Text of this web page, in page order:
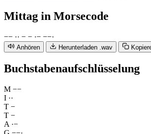
Mittag in Morsecode
−− ·· − − ·− −−·
Anhören Herunterladen .wav
Buchstabenaufschlüsselung
M −−
I ··
T −
T −
A ·−